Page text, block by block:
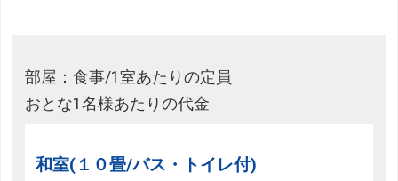
部屋：食事/1室あたりの定員
おとな1名様あたりの代金
和室(１０畳/バス・トイレ付)